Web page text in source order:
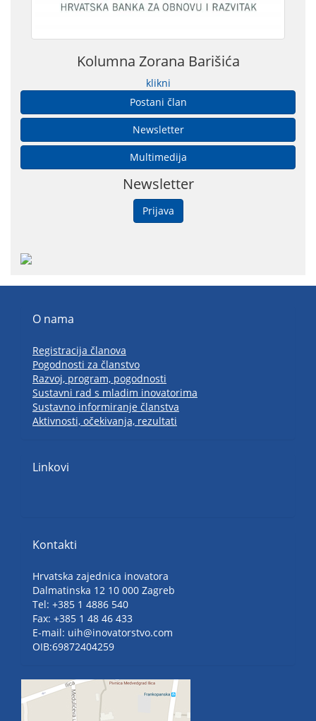
Kolumna Zorana Barišića
klikni
Postani član
Newsletter
Multimedija
Newsletter
Prijava
O nama
Registracija članova
Pogodnosti za članstvo
Razvoj, program, pogodnosti
Sustavni rad s mladim inovatorima
Sustavno informiranje članstva
Aktivnosti, očekivanja, rezultati
Linkovi
Kontakti
Hrvatska zajednica inovatora
Dalmatinska 12 10 000 Zagreb
Tel: +385 1 4886 540
Fax: +385 1 48 46 433
E-mail: uih@inovatorstvo.com
OIB:69872404259